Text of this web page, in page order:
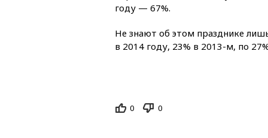
году — 67%.
Не знают об этом празднике
в 2014 году, 23% в 2013-м, по
0 0